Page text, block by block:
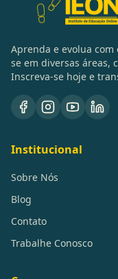
Aprenda e evolua com
se em diversas áreas,
Inscreva-se hoje e
Institucional
Sobre Nós
Blog
Contato
Trabalhe Conosco